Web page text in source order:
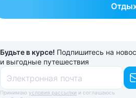
Будьте в курсе! Подпишитесь на
и выгодные путешествия
Электронная почта
Принимаю условия рассылки и соглашаюсь